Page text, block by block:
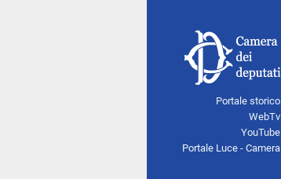
Portale storico
WebTv
YouTube
Portale Luce - Camera